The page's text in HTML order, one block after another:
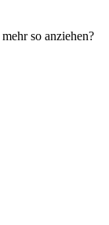
so anziehen?